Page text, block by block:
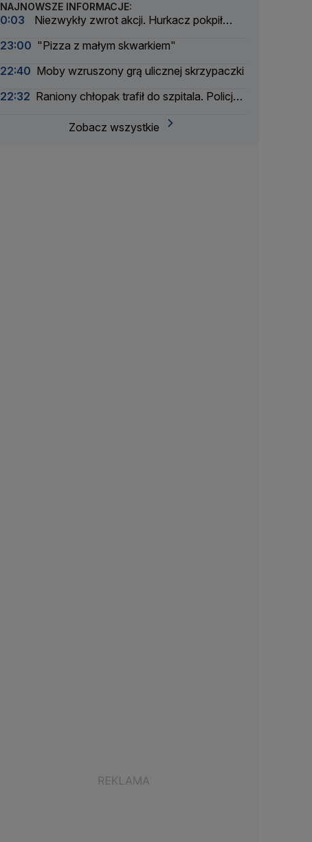
NAJNOWSZE INFORMACJE:
0:03
Niezwykły zwrot akcji. Hurkacz pokpił
23:00 "Pizza z małym skwarkiem"
22:40 Moby wzruszony grą ulicznej skrzypaczki
22:32 Raniony chłopak trafił do szpitala. Policja
Zobacz wszystkie